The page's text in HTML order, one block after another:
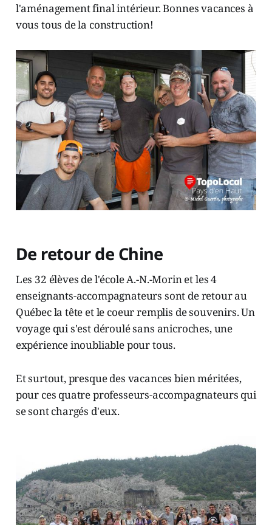
l'aménagement final intérieur. Bonnes vacances à
vous tous de la construction!
De retour de Chine
Les 32 élèves de l'école A.-N.-Morin et les 4
enseignants-accompagnateurs sont de retour au
Québec la tête et le coeur remplis de souvenirs. Un
voyage qui s'est déroulé sans anicroches, une
expérience inoubliable pour tous.
Et surtout, presque des vacances bien méritées,
pour ces quatre professeurs-accompagnateurs qui
se sont chargés d'eux.